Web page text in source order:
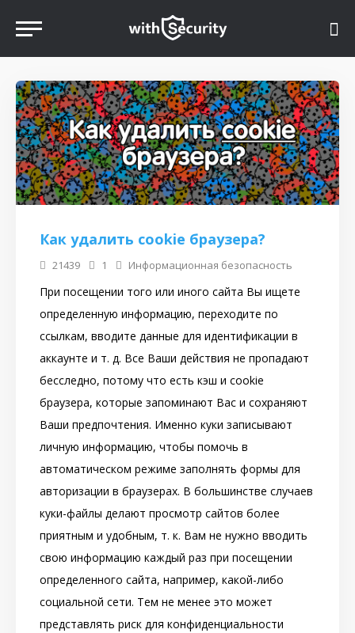
Как удалить cookie браузера?
21439 1 Информационная безопасность
При посещении того или иного сайта Вы ищете
определенную информацию, переходите по
ссылкам, вводите данные для идентификации в
аккаунте и т. д. Все Ваши действия не пропадают
бесследно, потому что есть кэш и cookie
браузера, которые запоминают Вас и сохраняют
Ваши предпочтения. Именно куки записывают
личную информацию, чтобы помочь в
автоматическом режиме заполнять формы для
авторизации в браузерах. В большинстве случаев
куки-файлы делают просмотр сайтов более
приятным и удобным, т. к. Вам не нужно вводить
свою информацию каждый раз при посещении
определенного сайта, например, какой-либо
социальной сети. Тем не менее это может
представлять риск для конфиденциальности